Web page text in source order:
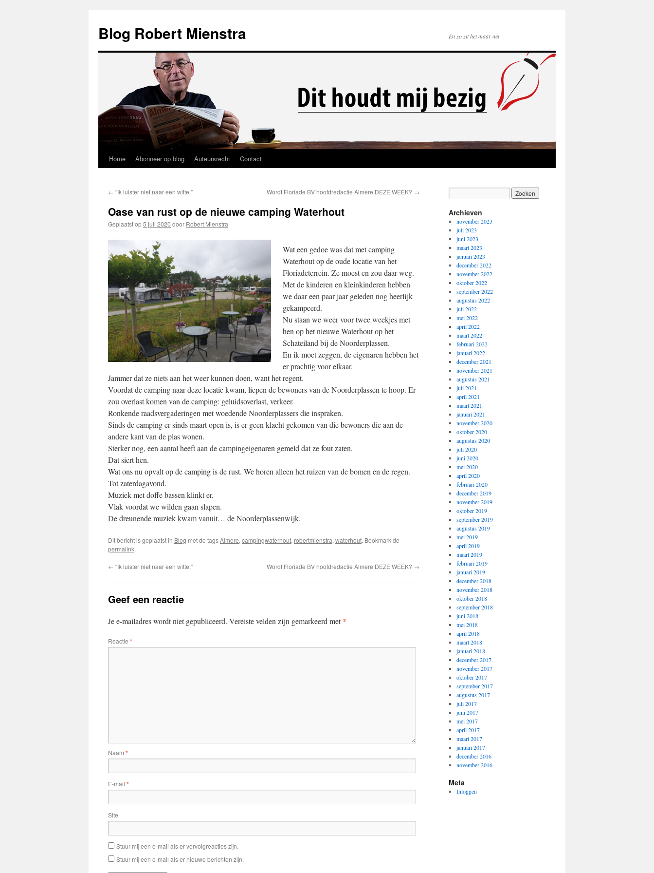
Blog Robert Mienstra En zo zit het maar net
inhoud
Home Abonneer op blog Auteursrecht Contact
← “Ik luister niet naar een witte.” Wordt Floriade BV hoofdredactie Almere DEZE WEEK? →
Oase van rust op de nieuwe camping Waterhout
Geplaatst op5 juli 2020 door Robert Mienstra
Wat een gedoe was dat met camping
Waterhout op de oude locatie van het
Floriadeterrein. Ze moest en zou daar weg.
Met de kinderen en kleinkinderen hebben
we daar een paar jaar geleden nog heerlijk
gekampeerd.
Nu staan we weer voor twee weekjes met
hen op het nieuwe Waterhout op het
Schateiland bij de Noorderplassen.
En ik moet zeggen, de eigenaren hebben het
er prachtig voor elkaar.
Jammer dat ze niets aan het weer kunnen doen, want het regent.
Voordat de camping naar deze locatie kwam, liepen de bewoners van de Noorderplassen te hoop. Er
zou overlast komen van de camping: geluidsoverlast, verkeer.
Ronkende raadsvergaderingen met woedende Noorderplassers die inspraken.
Sinds de camping er sinds maart open is, is er geen klacht gekomen van die bewoners die aan de
andere kant van de plas wonen.
Sterker nog, een aantal heeft aan de campingeigenaren gemeld dat ze fout zaten.
Dat siert hen.
Wat ons nu opvalt op de camping is de rust. We horen alleen het ruizen van de bomen en de regen.
Tot zaterdagavond.
Muziek met doffe bassen klinkt er.
Vlak voordat we wilden gaan slapen.
De dreunende muziek kwam vanuit… de Noorderplassenwijk.
Dit bericht is geplaatst in Blog met de tagsAlmere, campingwaterhout, robertmienstra, waterhout. Bookmark de
permalink.
← “Ik luister niet naar een witte.” Wordt Floriade BV hoofdredactie Almere DEZE WEEK? →
Geef een reactie
Je e-mailadres wordt niet gepubliceerd. Vereiste velden zijn gemarkeerd met*
Reactie *
Naam *
E-mail *
Site
Stuur mij een e-mail als er vervolgreacties zijn.
Stuur mij een e-mail als er nieuwe berichten zijn.
Archieven
november 2023
juli 2023
juni 2023
maart 2023
januari 2023
december 2022
november 2022
oktober 2022
september 2022
augustus 2022
juli 2022
mei 2022
april 2022
maart 2022
februari 2022
januari 2022
december 2021
november 2021
augustus 2021
juli 2021
april 2021
maart 2021
januari 2021
november 2020
oktober 2020
augustus 2020
juli 2020
juni 2020
mei 2020
april 2020
februari 2020
december 2019
november 2019
oktober 2019
september 2019
augustus 2019
mei 2019
april 2019
maart 2019
februari 2019
januari 2019
december 2018
november 2018
oktober 2018
september 2018
juni 2018
mei 2018
april 2018
maart 2018
januari 2018
december 2017
november 2017
oktober 2017
september 2017
augustus 2017
juli 2017
juni 2017
mei 2017
april 2017
maart 2017
januari 2017
december 2016
november 2016
Meta
Inloggen